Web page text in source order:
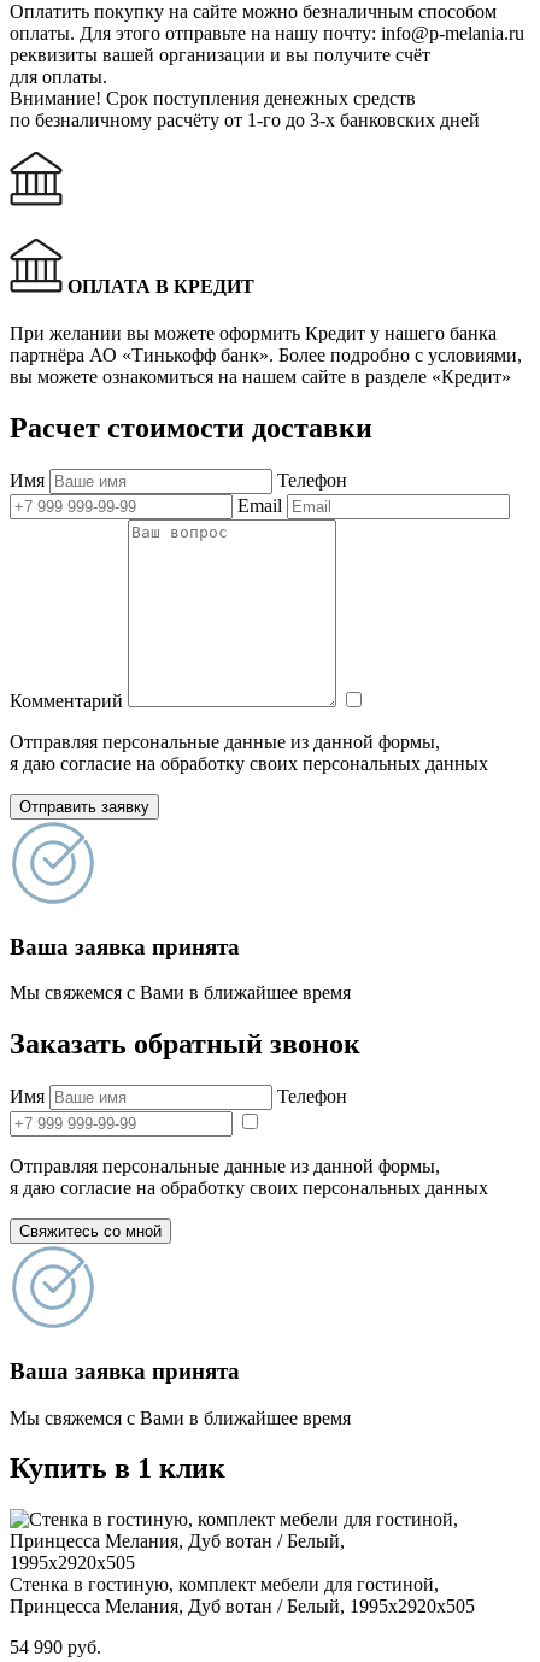
Оплатить покупку на сайте можно безналичным способом
оплаты. Для этого отправьте на нашу почту: info@p-melania.ru
реквизиты вашей организации и вы получите счёт
для оплаты.
Внимание! Срок поступления денежных средств
по безналичному расчёту от 1-го до 3-х банковских дней
ОПЛАТА В КРЕДИТ
При желании вы можете оформить Кредит у нашего банка
партнёра АО «Тинькофф банк». Более подробно с условиями,
вы можете ознакомиться на нашем сайте в разделе «Кредит»
Расчет стоимости доставки
Имя
Телефон
Email
Комментарий
Отправляя персональные данные из данной формы,
я даю согласие на обработку своих персональных данных
Отправить заявку
Ваша заявка принята
Мы свяжемся с Вами в ближайшее время
Заказать обратный звонок
Имя Телефон
Отправляя персональные данные из данной формы,
я даю согласие на обработку своих персональных данных
Свяжитесь со мной
Ваша заявка принята
Мы свяжемся с Вами в ближайшее время
Купить в 1 клик
Стенка в гостиную, комплект мебели для гостиной,
Принцесса Мелания, Дуб вотан / Белый, 1995х2920х505
54 990 руб.